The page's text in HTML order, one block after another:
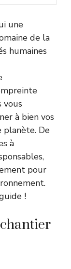
une
de la
humaines
vous
à bien vos
De
à
pour
!